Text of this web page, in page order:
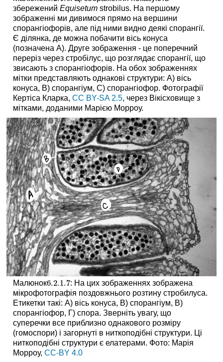
збережений Equisetumstrobilus. На першому
зображенні ми дивимося прямо на вершини
спорангіофорів, але під ними видно деякі спорангії.
Є ділянка, де можна побачити вісь конуса
(позначена A). Друге зображення - це поперечний
переріз через стробілус, що розглядає спорангії, що
звисають з спорангіофорів. На обох зображеннях
мітки представляють однакові структури: А) вісь
конуса, В) спорангіум, С) спорангіофор. Фотографії
Кертіса Кларка, CC BY-SA 2.5, через Вікісховище з
мітками, доданими Марією Морроу.
Малюнок6.2.1.7
6.2.1.7: На цих зображеннях зображена
мікрофотографія поздовжнього розтину стробилуса.
Етикетки такі: А) вісь конуса, В) спорангіум, В)
спорангіофор, Г) спора. Зверніть увагу, що
суперечки все приблизно однакового розміру
(гомоспори) і загорнуті в ниткоподібні структури. Ці
ниткоподібні структури є елатерами. Фото: Марія
Морроу, CC-BY 4.0